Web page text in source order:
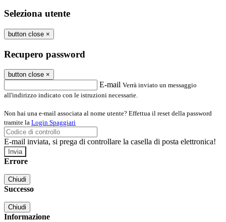
Seleziona utente
button close ×
Recupero password
button close ×
E-mail Verrà inviato un messaggio
all'indirizzo indicato con le istruzioni necessarie.
Non hai una e-mail associata al nome utente? Effettua il reset della password
tramite la Login Spaggiari
E-mail inviata, si prega di controllare la casella di posta elettronica!
Errore
Chiudi
Successo
Chiudi
Informazione